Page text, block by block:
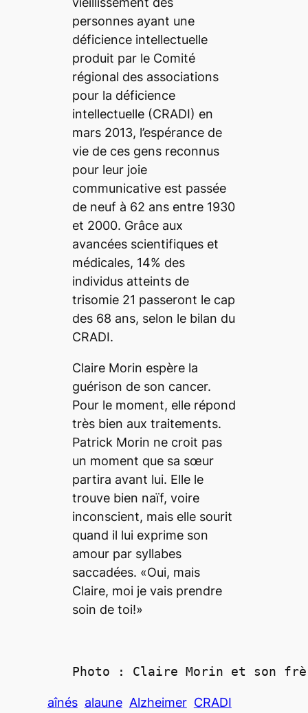
personnes ayant une
déficience intellectuelle
produit par le Comité
régional des associations
pour la déficience
intellectuelle (CRADI) en
mars 2013, l’espérance de
vie de ces gens reconnus
pour leur joie
communicative est passée
de neuf à 62 ans entre 1930
et 2000. Grâce aux
avancées scientifiques et
médicales, 14% des
individus atteints de
trisomie 21 passeront le cap
des 68 ans, selon le bilan du
CRADI.
Claire Morin espère la
guérison de son cancer.
Pour le moment, elle répond
très bien aux traitements.
Patrick Morin ne croit pas
un moment que sa sœur
partira avant lui. Elle le
trouve bien naïf, voire
inconscient, mais elle sourit
quand il lui exprime son
amour par syllabes
saccadées. «Oui, mais
Claire, moi je vais prendre
soin de toi!»
Photo : Claire Morin et son
aînés alaune Alzheimer CRADI